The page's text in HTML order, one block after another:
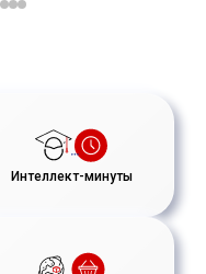
Интеллект-минуты